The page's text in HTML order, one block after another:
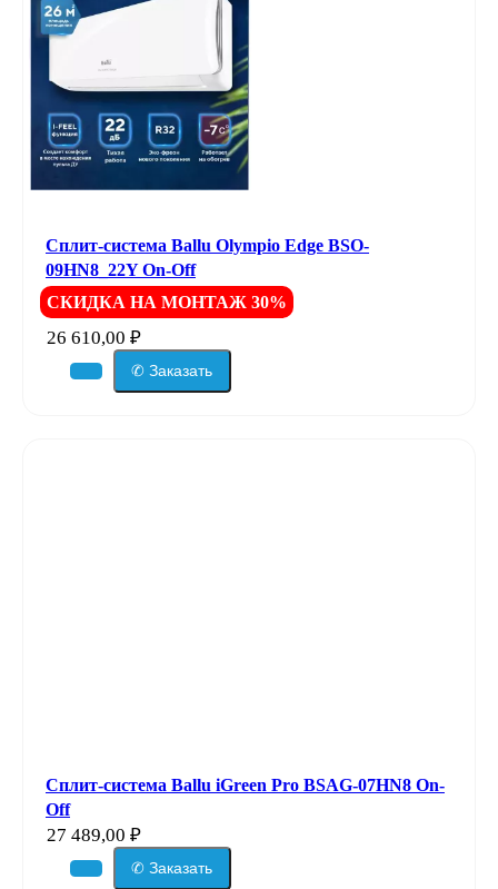
Сплит-система Ballu Olympio Edge BSO-
09HN8_22Y On-Off
СКИДКА НА МОНТАЖ 30%
26 610,00 ₽
✆ Заказать
Сплит-система Ballu iGreen Pro BSAG-07HN8 On-
Off
27 489,00 ₽
✆ Заказать